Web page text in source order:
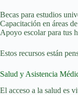
Becas para estudios
Capacitación en áreas
Apoyo escolar para tus
Estos recursos están
Salud y Asistencia
El acceso a la salud es